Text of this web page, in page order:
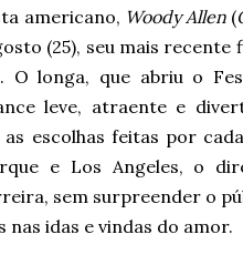
americano, Woody Allen(
(25), seu mais recente
O longa, que abriu o
leve, atraente e
escolhas feitas por
e Los Angeles, o
sem surpreender o
nas idas e vindas do amor.